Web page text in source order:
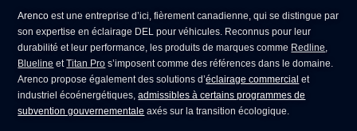
Arenco est une entreprise d’ici, fièrement canadienne, qui se distingue par
son expertise enéclairage DEL pour véhicules. Reconnus pour leur
durabilité et leur performance, les produits de marques comme Redline,
Blueline etTitan Pro s’imposent comme des références dans le domaine.
Arenco propose également des solutions d’éclairage commercial et
industriel écoénergétiques,admissibles à certains programmes de
subvention gouvernementale axés sur la transition écologique.